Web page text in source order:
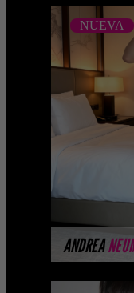
ANDREA
NUEVA
ANDREA
nuestro
Selección
nivel de